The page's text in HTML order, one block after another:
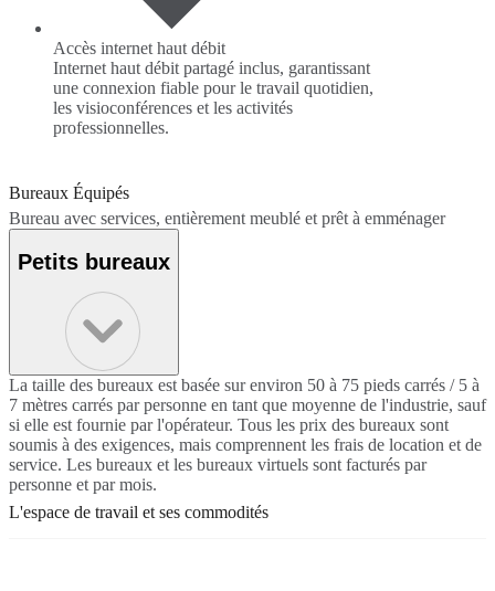
Accès internet haut débit
Internet haut débit partagé inclus, garantissant
une connexion fiable pour le travail quotidien,
les visioconférences et les activités
professionnelles.
Bureaux Équipés
Bureau avec services, entièrement meublé et prêt à emménager
Petits bureaux
La taille des bureaux est basée sur environ 50 à 75 pieds carrés / 5 à
7 mètres carrés par personne en tant que moyenne de l'industrie, sauf
si elle est fournie par l'opérateur. Tous les prix des bureaux sont
soumis à des exigences, mais comprennent les frais de location et de
service. Les bureaux et les bureaux virtuels sont facturés par
personne et par mois.
L'espace de travail et ses commodités